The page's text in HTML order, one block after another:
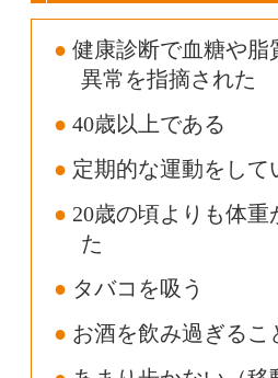
健康診断で血糖や脂
異常を指摘された
40歳以上である
定期的な運動をして
20歳の頃よりも体重
た
タバコを吸う
お酒を飲み過ぎるこ